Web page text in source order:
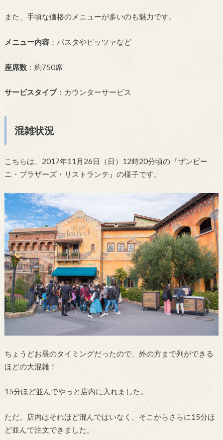
また、手頃な価格のメニューが多いのも魅力です。
メニュー内容：パスタやピッツァなど
座席数：約750席
サービスタイプ：カウンターサービス
混雑状況
こちらは、2017年11月26日（日）12時20分頃の『ザンビー
ニ・ブラザーズ・リストランテ』の様子です。
ちょうどお昼のタイミングだったので、外の方まで列ができる
ほどの大混雑！
15分ほど並んでやっと店内に入れました。
ただ、店内はそれほど混んではいなく、そこからさらに15分ほ
ど並んで注文できました。